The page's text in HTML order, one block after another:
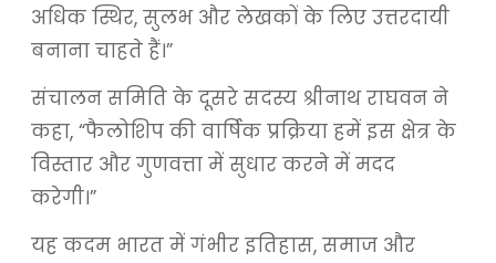
अधिक स्थिर, सुलभ और लेखकों के लिए उत्तरदायी
बनाना चाहते हैं।”
संचालन समिति के दूसरे सदस्य श्रीनाथ राघवन ने
कहा, “फैलोशिप की वार्षिक प्रक्रिया हमें इस क्षेत्र के
विस्तार और गुणवत्ता में सुधार करने में मदद
करेगी।”
यह कदम भारत में गंभीर इतिहास, समाज और